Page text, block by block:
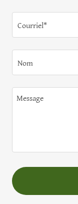
Courriel*
Nom